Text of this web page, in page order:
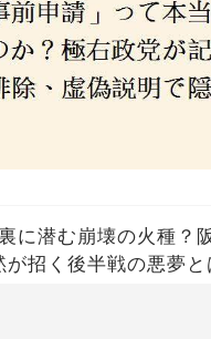
裏に潜む崩壊の火種？
が招く後半戦の悪夢